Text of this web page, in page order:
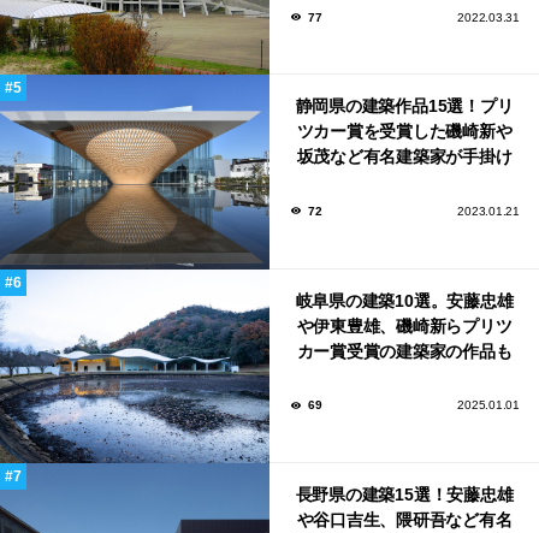
77 2022.03.31
静岡県の建築作品15選！プリ
ツカー賞を受賞した磯崎新や
坂茂など有名建築家が手掛け
72 2023.01.21
岐阜県の建築10選。安藤忠雄
や伊東豊雄、磯崎新らプリツ
カー賞受賞の建築家の作品も
69 2025.01.01
長野県の建築15選！安藤忠雄
や谷口吉生、隈研吾など有名